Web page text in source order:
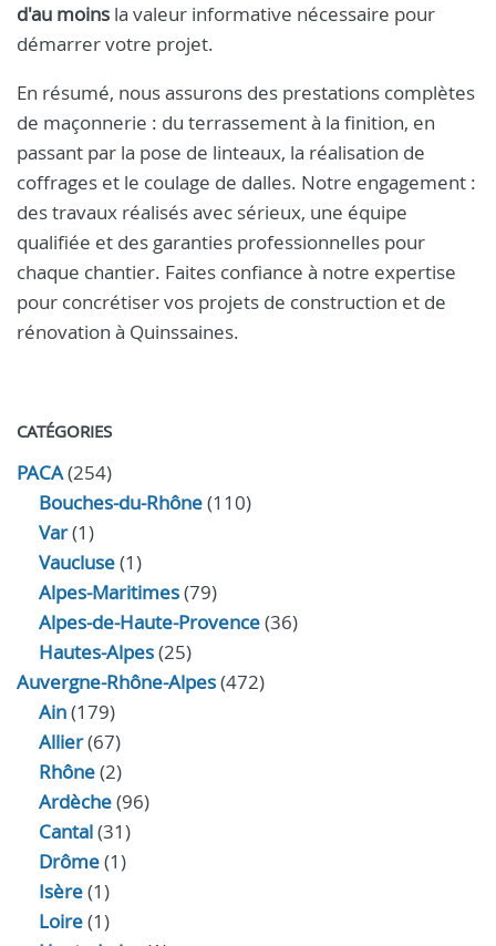
d'au moins la valeur informative nécessaire pour
démarrer votre projet.
En résumé, nous assurons des prestations complètes
de maçonnerie : du terrassement à la finition, en
passant par la pose de linteaux, la réalisation de
coffrages et le coulage de dalles. Notre engagement :
des travaux réalisés avec sérieux, une équipe
qualifiée et des garanties professionnelles pour
chaque chantier. Faites confiance à notre expertise
pour concrétiser vos projets de construction et de
rénovation à Quinssaines.
CATÉGORIES
PACA(254)
Bouches-du-Rhône(110)
Var(1)
Vaucluse(1)
Alpes-Maritimes(79)
Alpes-de-Haute-Provence(36)
Hautes-Alpes(25)
Auvergne-Rhône-Alpes(472)
Ain(179)
Allier(67)
Rhône(2)
Ardèche(96)
Cantal(31)
Drôme(1)
Isère(1)
Loire(1)